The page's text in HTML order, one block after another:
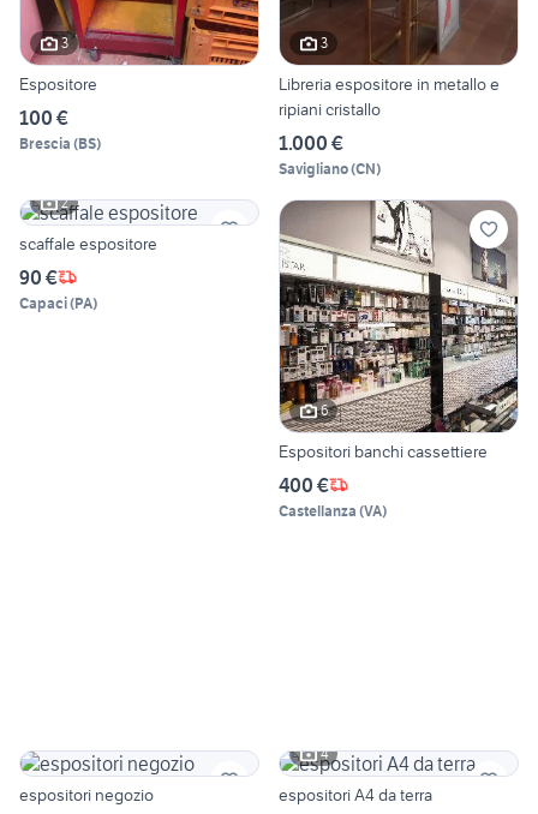
3
Espositore
100 €
Brescia (BS)
3
Libreria espositore in metallo e
ripiani cristallo
1.000 €
Savigliano(CN)
2
scaffale espositore
90 €
Capaci(PA)
6
Espositori banchi cassettiere
400 €
Castellanza (VA)
espositori negozio
4
espositori A4 da terra